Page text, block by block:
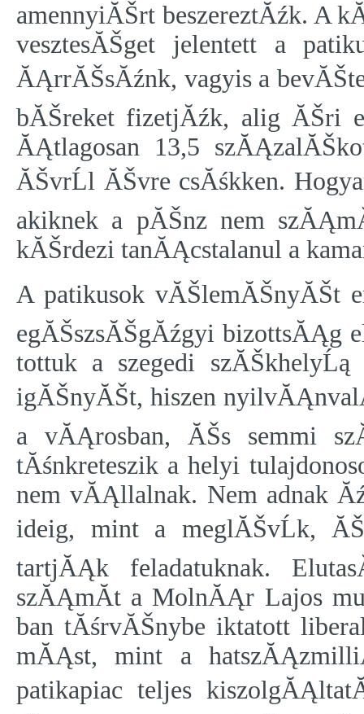
amennyiĂŠrt beszereztĂźk. A
vesztesĂŠget jelentett a
ĂĄrrĂŠsĂźnk, vagyis a
bĂŠreket fizetjĂźk, alig ĂŠri
ĂĄtlagosan 13,5
ĂŠvrĹl ĂŠvre csĂśkken.
akiknek a pĂŠnz nem
kĂŠrdezi tanĂĄcstalanul a
A patikusok vĂŠlemĂŠnyĂŠt
egĂŠszsĂŠgĂźgyi bizottsĂĄg
tottuk a szegedi
igĂŠnyĂŠt, hiszen
a vĂĄrosban, ĂŠs semmi
tĂśnkreteszik a helyi
nem vĂĄllalnak. Nem adnak
ideig, mint a meglĂŠvĹk,
tartjĂĄk feladatuknak.
szĂĄmĂ­t a MolnĂĄr Lajos
ban tĂśrvĂŠnybe iktatott
mĂĄst, mint a
patikapiac teljes